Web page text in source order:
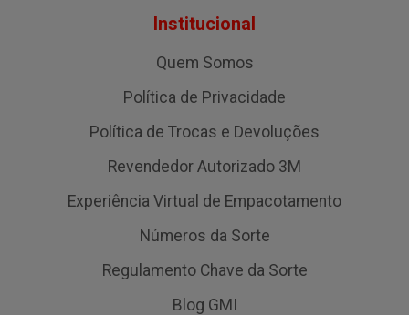
Institucional
Quem Somos
Política de Privacidade
Política de Trocas e Devoluções
Revendedor Autorizado 3M
Experiência Virtual de Empacotamento
Números da Sorte
Regulamento Chave da Sorte
Blog GMI